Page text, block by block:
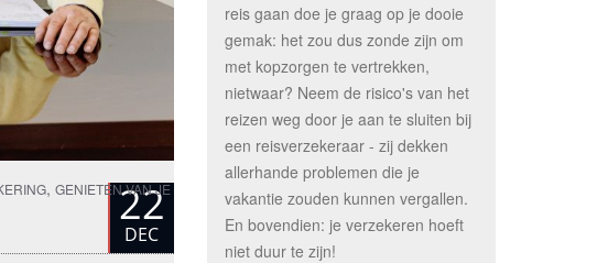
, GENIETEN VAN JE
22
DEC
reis gaan doe je graag op je dooie
gemak: het zou dus zonde zijn om
met kopzorgen te vertrekken,
nietwaar? Neem de risico's van het
reizen weg door je aan te sluiten bij
een reisverzekeraar - zij dekken
allerhande problemen die je
vakantie zouden kunnen vergallen.
En bovendien: je verzekeren hoeft
niet duur te zijn!